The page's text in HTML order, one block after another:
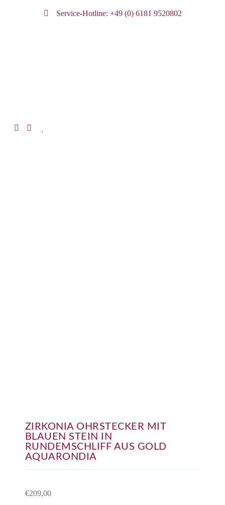
Service-Hotline: +49 (0) 6181 9520802
ZIRKONIA OHRSTECKER MIT
BLAUEN STEIN IN
RUNDEMSCHLIFF AUS GOLD
AQUARONDIA
€209,00